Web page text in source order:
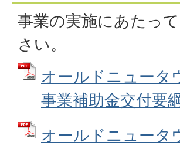
事業の実施にあたっ
さい。
オールドニュータ
事業補助金交付要
オールドニュータ